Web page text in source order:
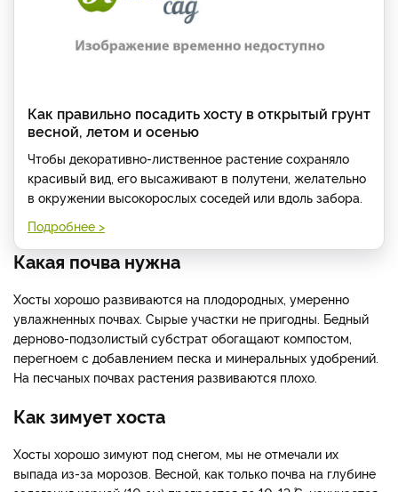
Как правильно посадить хосту в открытый грунт
весной, летом и осенью
Чтобы декоративно-лиственное растение сохраняло
красивый вид, его высаживают в полутени, желательно
в окружении высокорослых соседей или вдоль забора.
Подробнее >
Какая почва нужна
Хосты хорошо развиваются на плодородных, умеренно
увлажненных почвах. Сырые участки не пригодны. Бедный
дерново-подзолистый субстрат обогащают компостом,
перегноем с добавлением песка и минеральных удобрений.
На песчаных почвах растения развиваются плохо.
Как зимует хоста
Хосты хорошо зимуют под снегом, мы не отмечали их
выпада из-за морозов. Весной, как только почва на глубине